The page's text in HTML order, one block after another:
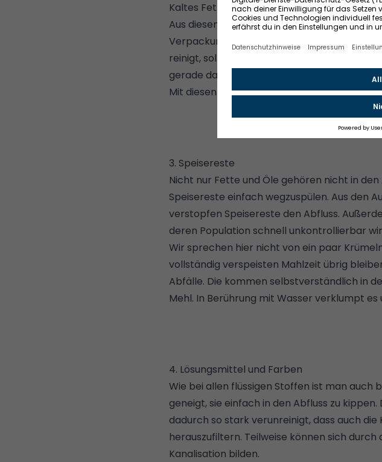
Kaltes Fett ist klebrig, wodurch weiteres
Aus diesem Grund solltet ihr ranziges Öl
Verpackung im Restmüll entsorgen. Und
reinigt, solltet ihr sie zunächst so gut wie
gerade dabei seid, weitere praktische
Mit diesen 5 Tricks wird euer Ofen
3. Speisereste
Nicht nur Fette und Öle gehören nicht in
Speisereste einfach wegzuspülen. Aus den
verstopfen Speisereste den Abfluss.
deren Population schnell unkontrollierbar
Wir sprechen hier nicht von ein paar
vollständig verspeisten Mahlzeit übrig
Abfälle. Die kommen selbstverständlich in
Mehl. In Berührung mit Wasser verklumpt
4. Lösungsmittel und Farben
Wie bei allen flüssigen Stoffen ist man auch
geneigt, sie einfach in den Abfluss zu
dadurch so stark verunreinigt, dass auch
herauszufiltern. Teilweise können sich
Kanalisation bilden.